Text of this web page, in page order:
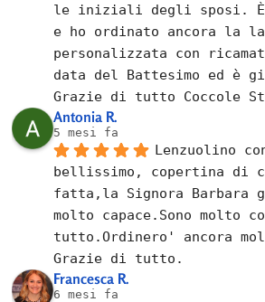
le iniziali degli sposi. È
e ho ordinato ancora la
personalizzata con
data del Battesimo ed è
Grazie di tutto Coccole
Antonia R.
5 mesi fa
Lenzuolino
bellissimo, copertina di
fatta,la Signora Barbara
molto capace.Sono molto
tutto.Ordinero' ancora
Grazie di tutto.
Francesca R.
6 mesi fa